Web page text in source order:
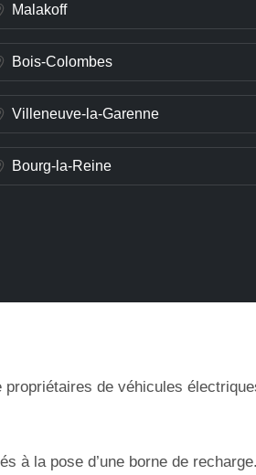
Malakoff
Bois-Colombes
Villeneuve-la-Garenne
Bourg-la-Reine
de véhicules
à la pose d’une borne de